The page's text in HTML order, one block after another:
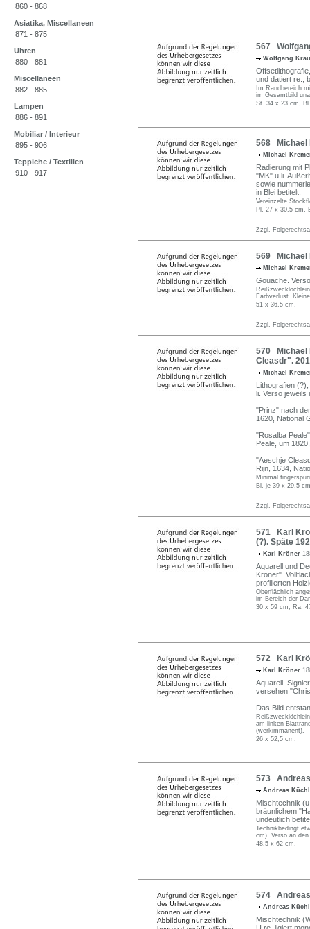
860 - 868
Asiatika, Miscellaneen
871 - 875
Uhren
880 - 881
Miscellaneen
882 - 885
Lampen
886 - 891
Mobiliar / Interieur
895 - 906
Teppiche / Textilien
910 - 917
567
Wolfgang
und datiert re.,
Im Randbereich
im Gesamtbild
St. 34 x 23 cm,
568 Michael
Michael
Radierung mit
"MK" u.li.
sowie
in Blei betitelt.
Vereinzelte
Pl. 27 x 30,5 cm,
Zzgl.
569 Michael
Michael
Gouache.
Farbverlust.
51 x 36,5 cm.
Zzgl.
570 Michael
Cleasdr".
Michael
Lithografien
li. Verso jeweils
"Prinz" nach
1620, National
"Rosalba
Peale, um
"Aeschje
Rijn, 1634,
Minimal
Bl. je 39 x 29,5
Zzgl.
571 Karl
(?). Späte
Karl Kröner
Aquarell und
Kröner".
profilierten
Oberflächlich
im Bereich der
30 x 59 cm, Ra.
572 Karl
Karl Kröner
Aquarell.
versehen
Das Bild
am linken
(werkimmanent).
26 x 52,5 cm.
573 Andreas
Andreas
Mischtechnik
bräunlichem
undeutlich
Technikbedingt
cm). Verso an
48,5 x 62 cm.
574 Andreas
Andreas
Mischtechnik